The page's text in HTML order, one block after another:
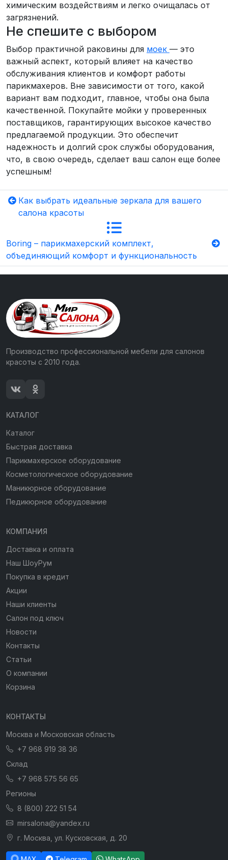
химическим воздействиям и легко очищалась от
загрязнений.
Не спешите с выбором
Выбор практичной раковины для моек — это
важный аспект, который влияет на качество
обслуживания клиентов и комфорт работы
парикмахеров. Вне зависимости от того, какой
вариант вам подходит, главное, чтобы она была
качественной. Покупайте мойки у проверенных
поставщиков, гарантирующих высокое качество
предлагаемой продукции. Это обеспечит
надежность и долгий срок службы оборудования,
что, в свою очередь, сделает ваш салон еще более
успешным!
Как выбрать идеальные зеркала для вашего
салона красоты
Boring – парикмахерский комплект,
объединяющий комфорт и функциональность
Производство профессиональной мебели для салонов
красоты с 2010 года.
КАТАЛОГ
Каталог
Быстрая доставка
Парикмахерское оборудование
Косметологическое оборудование
Маникюрное оборудование
Педикюрное оборудование
КОМПАНИЯ
Доставка и оплата
Наш ШоуРум
Покупка в кредит
Акции
Наши клиенты
Салон под ключ
Новости
Контакты
Статьи
О компании
Корзина
КОНТАКТЫ
Москва и Московская область
+7 968 919 38 36
Склад
+7 968 575 56 65
Регионы
8 (800) 222 51 54
mirsalona@yandex.ru
г. Москва, ул. Кусковская, д. 20